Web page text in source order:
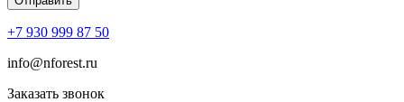
+7 930 999 87 50
info@nforest.ru
Заказать звонок